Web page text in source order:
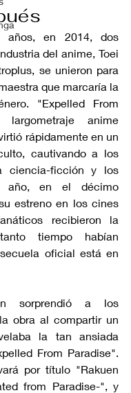
años, en 2014, dos
del anime, Toei
se unieron para
que marcaría la
"Expelled From
largometraje anime
rápidamente en un
cautivando a los
ciencia-ficción y los
año, en el décimo
estreno en los cines
recibieron la
tiempo habían
oficial está en
sorprendió a los
obra al compartir un
la tan ansiada
From Paradise".
por título "Rakuen
from Paradise-", y